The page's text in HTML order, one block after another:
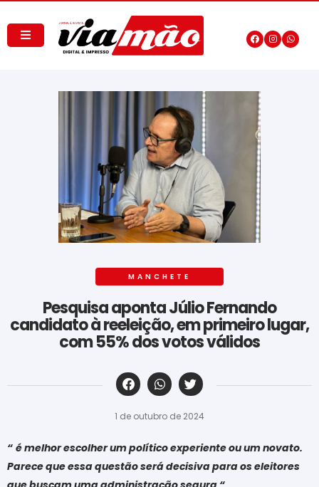
MANCHETE
Pesquisa aponta Júlio Fernando
candidato à reeleição, em primeiro lugar,
com 55% dos votos válidos
‎ ‎ ‎ ‎ ‎ ‎ ‎ ‎ ‎ ‎ ‎ ‎ ‎ ‎ ‎ ‎ ‎ ‎ ‎ ‎ ‎ ‎ ‎ ‎ ‎ ‎ ‎ ‎ ‎ ‎ ‎
1 de outubro de 2024
“ é melhor escolher um político experiente ou um novato.
Parece que essa questão será decisiva para os eleitores